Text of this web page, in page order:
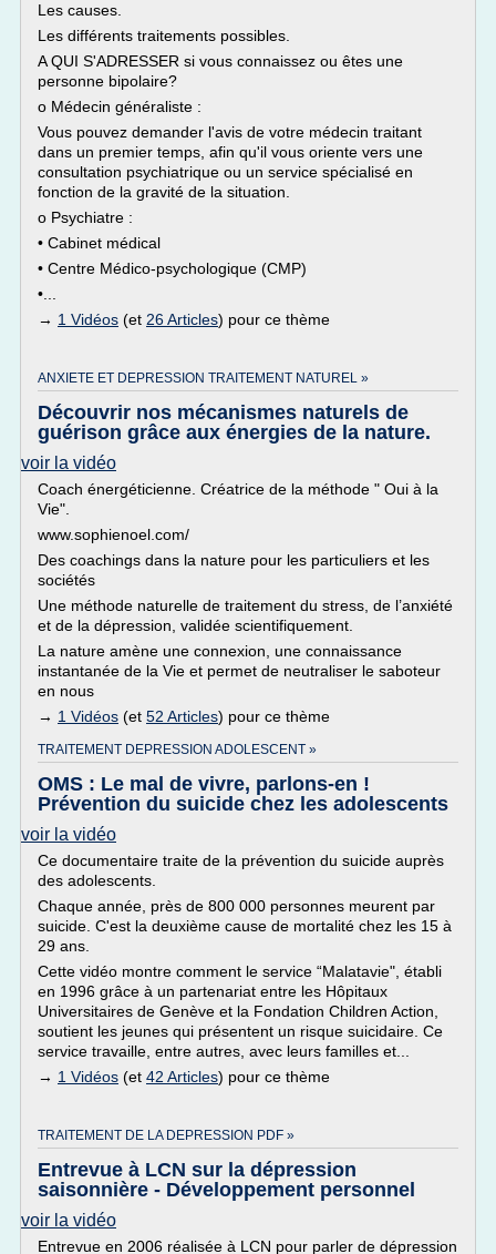
Les causes.
Les différents traitements possibles.
A QUI S'ADRESSER si vous connaissez ou êtes une
personne bipolaire?
o Médecin généraliste :
Vous pouvez demander l'avis de votre médecin traitant
dans un premier temps, afin qu'il vous oriente vers une
consultation psychiatrique ou un service spécialisé en
fonction de la gravité de la situation.
o Psychiatre :
• Cabinet médical
• Centre Médico-psychologique (CMP)
•...
→ 1 Vidéos (et 26 Articles) pour ce thème
ANXIETE ET DEPRESSION TRAITEMENT NATUREL »
Découvrir nos mécanismes naturels de
guérison grâce aux énergies de la nature.
voir la vidéo
Coach énergéticienne. Créatrice de la méthode " Oui à la
Vie".
www.sophienoel.com/
Des coachings dans la nature pour les particuliers et les
sociétés
Une méthode naturelle de traitement du stress, de l’anxiété
et de la dépression, validée scientifiquement.
La nature amène une connexion, une connaissance
instantanée de la Vie et permet de neutraliser le saboteur
en nous
→ 1 Vidéos (et 52 Articles) pour ce thème
TRAITEMENT DEPRESSION ADOLESCENT »
OMS : Le mal de vivre, parlons-en !
Prévention du suicide chez les adolescents
voir la vidéo
Ce documentaire traite de la prévention du suicide auprès
des adolescents.
Chaque année, près de 800 000 personnes meurent par
suicide. C'est la deuxième cause de mortalité chez les 15 à
29 ans.
Cette vidéo montre comment le service “Malatavie", établi
en 1996 grâce à un partenariat entre les Hôpitaux
Universitaires de Genève et la Fondation Children Action,
soutient les jeunes qui présentent un risque suicidaire. Ce
service travaille, entre autres, avec leurs familles et...
→ 1 Vidéos (et 42 Articles) pour ce thème
TRAITEMENT DE LA DEPRESSION PDF »
Entrevue à LCN sur la dépression
saisonnière - Développement personnel
voir la vidéo
Entrevue en 2006 réalisée à LCN pour parler de dépression